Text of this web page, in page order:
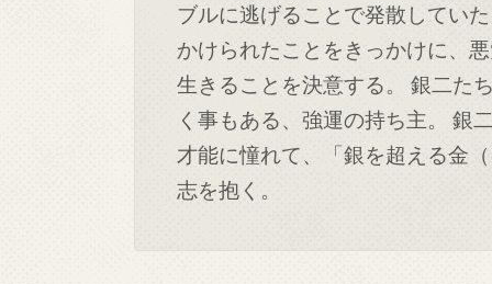
ブルに逃げることで発散してい
かけられたことをきっかけに、
生きることを決意する。 銀二た
く事もある、強運の持ち主。 銀
才能に憧れて、「銀を超える金
志を抱く。